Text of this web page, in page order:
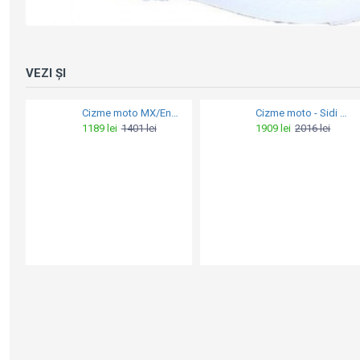
VEZI ȘI
Cizme moto touring - Sidi Adventure Taurus GTX Negru
2159 lei 2569 lei
Ghete moto - Sidi Stryda Black
719 lei 841 lei